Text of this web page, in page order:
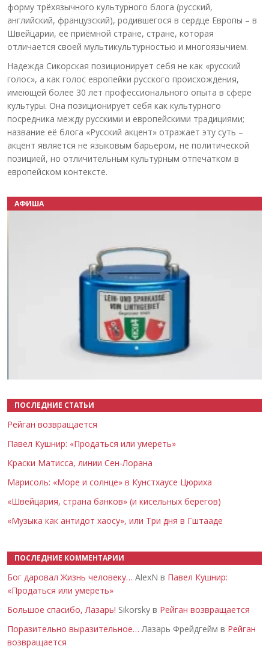
форму трёхязычного культурного блога (русский,
английский, французский), родившегося в сердце Европы – в
Швейцарии, её приёмной стране, стране, которая
отличается своей мультикультурностью и многоязычием.
Надежда Сикорская позиционирует себя не как «русский
голос», а как голос европейки русского происхождения,
имеющей более 30 лет профессионального опыта в сфере
культуры. Она позиционирует себя как культурного
посредника между русскими и европейскими традициями;
название её блога «Русский акцент» отражает эту суть –
акцент является не языковым барьером, не политической
позицией, но отличительным культурным отпечатком в
европейском контексте.
АФИША
ПОСЛЕДНИЕ СТАТЬИ
Рейган возвращается
Павел Кушнир: «Продаться или умереть»
Краски Матисса, линии Сен-Лорана
Марисоль: «Море и солнце» в Кунстхаусе Цюриха
«Швейцария, страна банков» (и кисельных берегов)
«Музыка как антидот хаосу», или Три дня в Гштааде
ПОСЛЕДНИЕ КОММЕНТАРИИ
Бог даровал Жизнь человеку… AlexN в Павел Кушнир:
«Продаться или умереть»
Большое спасибо, Лазарь! Sikorsky в Рейган возвращается
Поразительно выразительное… Лазарь Фрейдгейм в Рейган
возвращается